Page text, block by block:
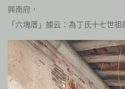
興南府，
「六塊厝」據云：為丁氏十七世